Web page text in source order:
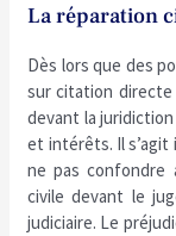
La réparation
Dès lors que des
sur citation
devant la
et intérêts. Il
ne pas confondre
civile devant le
judiciaire. Le